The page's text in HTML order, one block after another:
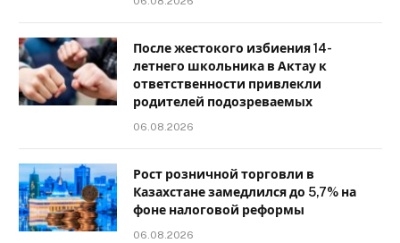
После жестокого избиения 14-
летнего школьника в Актау к
ответственности привлекли
родителей подозреваемых
06.08.2026
Рост розничной торговли в
Казахстане замедлился до 5,7% на
фоне налоговой реформы
06.08.2026